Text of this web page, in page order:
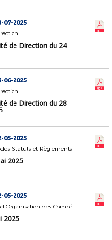
07-2025
de Direction du 24
06-2025
de Direction du 28
05-2025
Statuts et Règlements
2025
05-2025
Commission d'Organisation des Compétitions
2025